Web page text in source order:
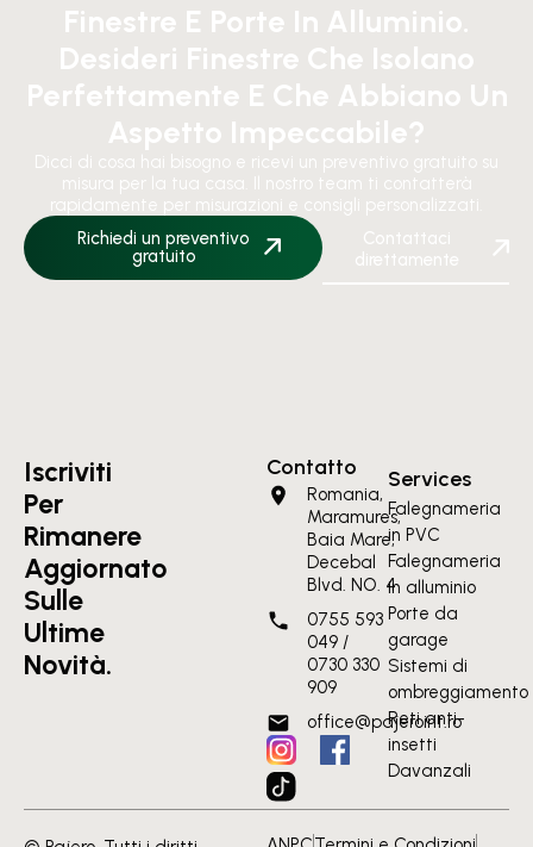
Finestre E Porte In Alluminio.
Desideri Finestre Che Isolano
Perfettamente E Che Abbiano Un
Aspetto Impeccabile?
Dicci di cosa hai bisogno e ricevi un preventivo gratuito su
misura per la tua casa. Il nostro team ti contatterà
rapidamente per misurazioni e consigli personalizzati.
Richiedi un preventivo
gratuito
Contattaci
direttamente
Iscriviti
Per
Rimanere
Aggiornato
Sulle
Ultime
Novità.
Contatto
Romania,
Maramures,
Baia Mare,
Decebal
Blvd. NO. 4
0755 593
049 /
0730 330
909
office@pajeroint.ro
Services
Falegnameria
in PVC
Falegnameria
in alluminio
Porte da
garage
Sistemi di
ombreggiamento
Reti anti-
insetti
Davanzali